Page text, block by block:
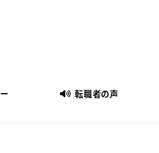
転職者の声